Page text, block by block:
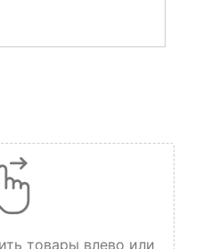
товары влево или